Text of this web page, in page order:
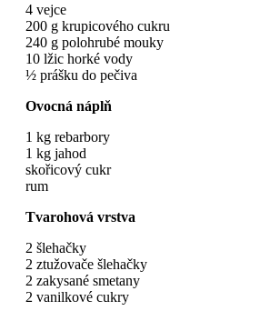
4 vejce
200 g krupicového cukru
240 g polohrubé mouky
10 lžic horké vody
½ prášku do pečiva
Ovocná náplň
1 kg rebarbory
1 kg jahod
skořicový cukr
rum
Tvarohová vrstva
2 šlehačky
2 ztužovače šlehačky
2 zakysané smetany
2 vanilkové cukry